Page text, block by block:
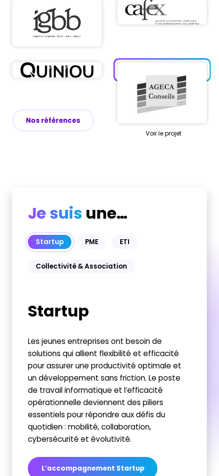
Voir le projet
Nos références
Je suis une…
Startup PME ETI
Collectivité & Association
Startup
Les jeunes entreprises ont besoin de
solutions qui allient flexibilité et efficacité
pour assurer une productivité optimale et
un développement sans friction. Le poste
de travail informatique et l’efficacité
opérationnelle deviennent des piliers
essentiels pour répondre aux défis du
quotidien : mobilité, collaboration,
cybersécurité et évolutivité.
L’accompagnement Startup